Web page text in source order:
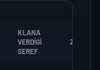
KLANA
VERDIGI
SEREF
ZOMBI